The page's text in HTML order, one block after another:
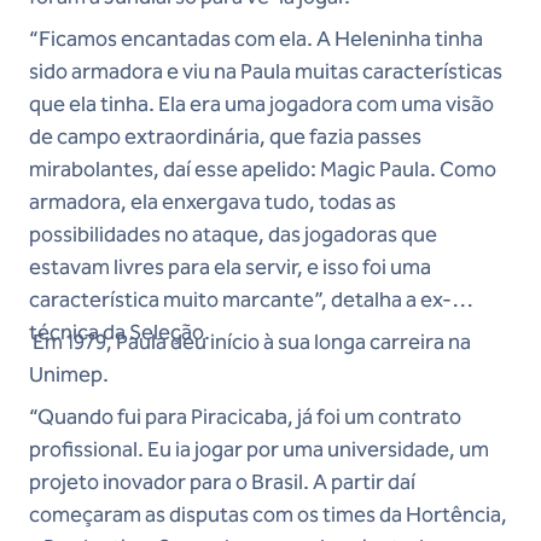
“Ficamos encantadas com ela. A Heleninha tinha
sido armadora e viu na Paula muitas características
que ela tinha. Ela era uma jogadora com uma visão
de campo extraordinária, que fazia passes
mirabolantes, daí esse apelido: Magic Paula. Como
armadora, ela enxergava tudo, todas as
possibilidades no ataque, das jogadoras que
estavam livres para ela servir, e isso foi uma
característica muito marcante”, detalha a ex-
técnica da Seleção.
Em 1979, Paula deu início à sua longa carreira na
Unimep.
“Quando fui para Piracicaba, já foi um contrato
profissional. Eu ia jogar por uma universidade, um
projeto inovador para o Brasil. A partir daí
começaram as disputas com os times da Hortência,